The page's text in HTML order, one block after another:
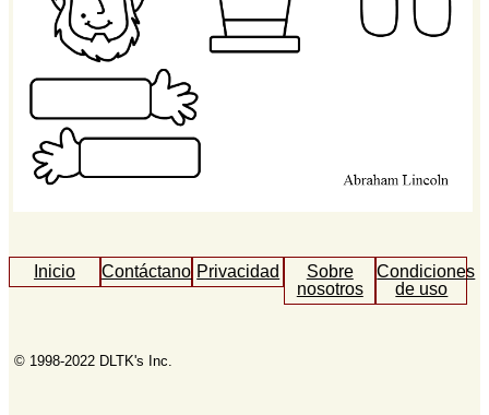
Inicio ContáctanosPrivacidad
Sobre
nosotros
Condiciones
de uso
© 1998-2022 DLTK's Inc.